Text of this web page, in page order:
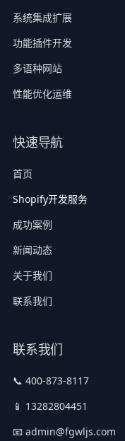
系统集成扩展
功能插件开发
多语种网站
性能优化运维
快速导航
首页
Shopify开发服务
成功案例
新闻动态
关于我们
联系我们
联系我们
📞 400-873-8117
📱 13282804451
📧 admin@fgwljs.com